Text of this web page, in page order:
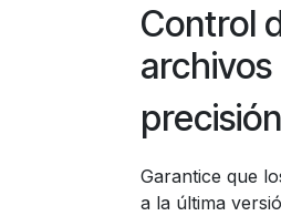
Control
precisión
Garantice que
a la última